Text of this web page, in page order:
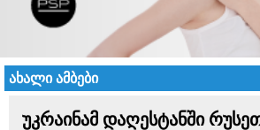
ახალი ამბები
უკრაინამ დაღესტანში